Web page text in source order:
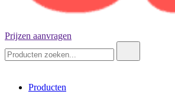
Prijzen aanvragen
Producten